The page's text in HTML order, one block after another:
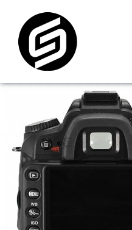
content
iMCheck APP
iPhone 回收價
線上商城
3C租賃
MSI 舊換新